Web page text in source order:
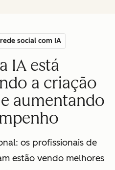
social com IA
IA está
a criação
aumentando
os profissionais de
estão vendo melhores